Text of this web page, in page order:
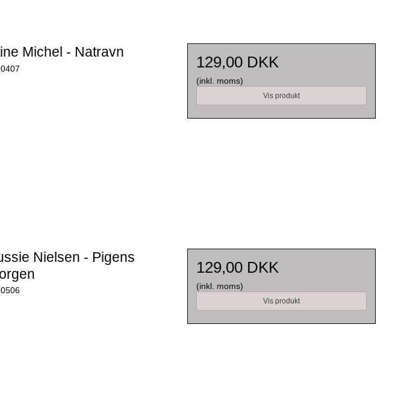
Michel - Natravn
129,00 DKK
(inkl. moms)
Vis produkt
Nielsen - Pigens
129,00 DKK
(inkl. moms)
Vis produkt